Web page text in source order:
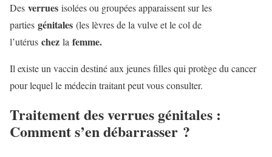
Des verrues isolées ou groupées apparaissent sur les
parties génitales (les lèvres de la vulve et le col de
l’utérus chez la femme.
Il existe un vaccin destiné aux jeunes filles qui protège du cancer
pour lequel le médecin traitant peut vous consulter.
Traitement des verrues génitales :
Comment s’en débarrasser ?